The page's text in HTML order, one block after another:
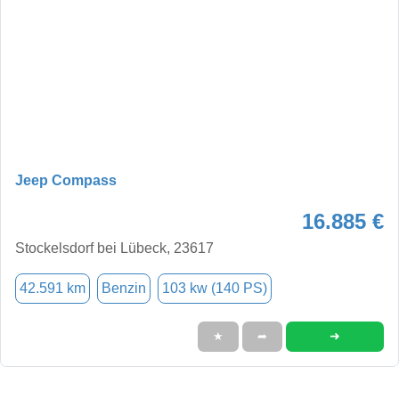
Jeep Compass
16.885 €
Stockelsdorf bei Lübeck, 23617
42.591 km Benzin 103 kw (140 PS)
★ ➦ ➜